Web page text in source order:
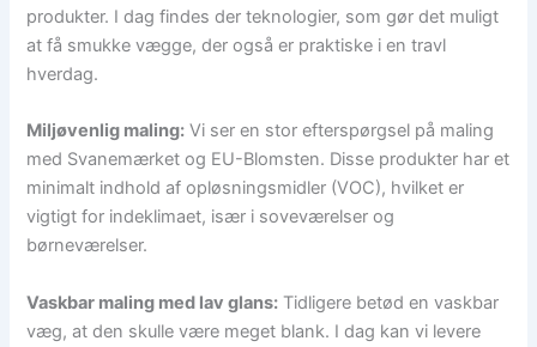
produkter. I dag findes der teknologier, som gør det muligt
at få smukke vægge, der også er praktiske i en travl
hverdag.
Miljøvenlig maling: Vi ser en stor efterspørgsel på maling
med Svanemærket og EU-Blomsten. Disse produkter har et
minimalt indhold af opløsningsmidler (VOC), hvilket er
vigtigt for indeklimaet, især i soveværelser og
børneværelser.
Vaskbar maling med lav glans: Tidligere betød en vaskbar
væg, at den skulle være meget blank. I dag kan vi levere